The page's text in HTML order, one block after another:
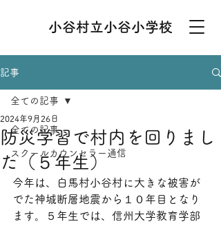
小谷村立小谷小学校
記事
全ての記事
スクールカウンセラー通信
全ての記事
防災学習で村内を回りまし
た（５年生）
2024年9月26日
今年は、白馬村小谷村に大きな被害が
でた神城断層地震から１０年目となり
ます。５年生では、信州大学教育学部